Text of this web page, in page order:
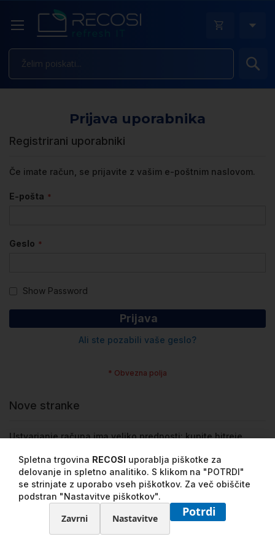
Prijava uporabnika
Registrirani uporabniki
Če imate račun, se prijavite z vašim e-poštnim naslovom.
E-pošta
Geslo
Show Password
Prijava
Ali ste pozabili vaše geslo?
Nove stranke
Ustvarjanje računa ima veliko prednosti: kupite hitreje,
uporabniški račun lahko ustvarite ob vašem prvem nakupu.
Ustvarite račun
Spletna trgovina RECOSI uporablja piškotke za
delovanje in spletno analitiko. S klikom na "POTRDI"
se strinjate z uporabo vseh piškotkov. Za več obiščite
podstran "Nastavitve piškotkov".
Zavrni Nastavitve Potrdi